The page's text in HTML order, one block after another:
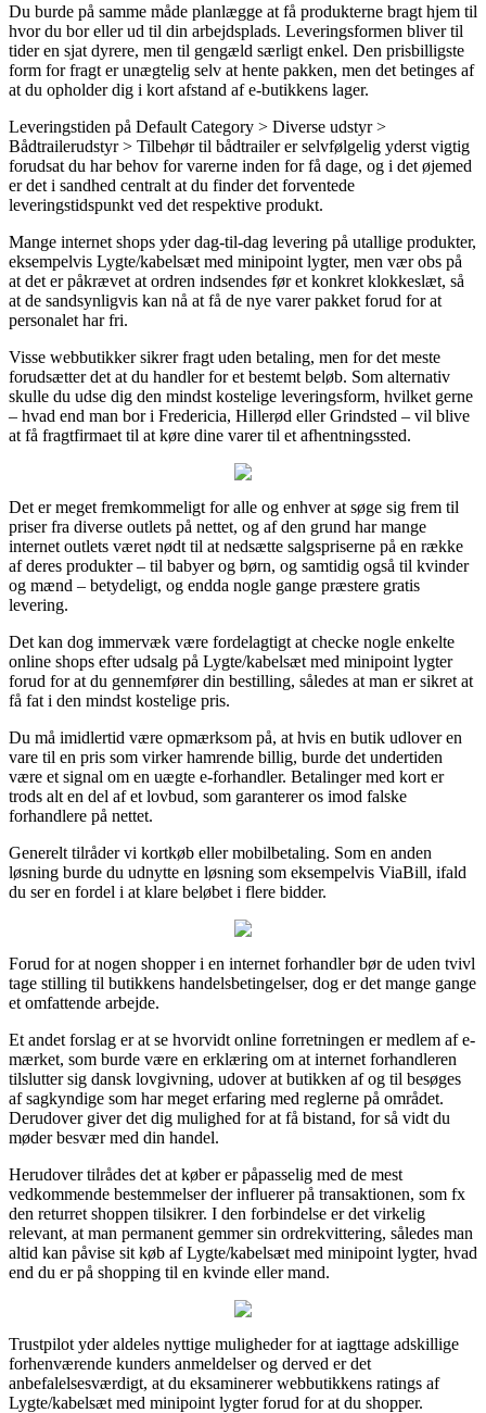
Du burde på samme måde planlægge at få produkterne bragt hjem til
hvor du bor eller ud til din arbejdsplads. Leveringsformen bliver til
tider en sjat dyrere, men til gengæld særligt enkel. Den prisbilligste
form for fragt er unægtelig selv at hente pakken, men det betinges af
at du opholder dig i kort afstand af e-butikkens lager.
Leveringstiden på Default Category > Diverse udstyr >
Bådtrailerudstyr > Tilbehør til bådtrailer er selvfølgelig yderst vigtig
forudsat du har behov for varerne inden for få dage, og i det øjemed
er det i sandhed centralt at du finder det forventede
leveringstidspunkt ved det respektive produkt.
Mange internet shops yder dag-til-dag levering på utallige produkter,
eksempelvis Lygte/kabelsæt med minipoint lygter, men vær obs på
at det er påkrævet at ordren indsendes før et konkret klokkeslæt, så
at de sandsynligvis kan nå at få de nye varer pakket forud for at
personalet har fri.
Visse webbutikker sikrer fragt uden betaling, men for det meste
forudsætter det at du handler for et bestemt beløb. Som alternativ
skulle du udse dig den mindst kostelige leveringsform, hvilket gerne
– hvad end man bor i Fredericia, Hillerød eller Grindsted – vil blive
at få fragtfirmaet til at køre dine varer til et afhentningssted.
Det er meget fremkommeligt for alle og enhver at søge sig frem til
priser fra diverse outlets på nettet, og af den grund har mange
internet outlets været nødt til at nedsætte salgspriserne på en række
af deres produkter – til babyer og børn, og samtidig også til kvinder
og mænd – betydeligt, og endda nogle gange præstere gratis
levering.
Det kan dog immervæk være fordelagtigt at checke nogle enkelte
online shops efter udsalg på Lygte/kabelsæt med minipoint lygter
forud for at du gennemfører din bestilling, således at man er sikret at
få fat i den mindst kostelige pris.
Du må imidlertid være opmærksom på, at hvis en butik udlover en
vare til en pris som virker hamrende billig, burde det undertiden
være et signal om en uægte e-forhandler. Betalinger med kort er
trods alt en del af et lovbud, som garanterer os imod falske
forhandlere på nettet.
Generelt tilråder vi kortkøb eller mobilbetaling. Som en anden
løsning burde du udnytte en løsning som eksempelvis ViaBill, ifald
du ser en fordel i at klare beløbet i flere bidder.
Forud for at nogen shopper i en internet forhandler bør de uden tvivl
tage stilling til butikkens handelsbetingelser, dog er det mange gange
et omfattende arbejde.
Et andet forslag er at se hvorvidt online forretningen er medlem af e-
mærket, som burde være en erklæring om at internet forhandleren
tilslutter sig dansk lovgivning, udover at butikken af og til besøges
af sagkyndige som har meget erfaring med reglerne på området.
Derudover giver det dig mulighed for at få bistand, for så vidt du
møder besvær med din handel.
Herudover tilrådes det at køber er påpasselig med de mest
vedkommende bestemmelser der influerer på transaktionen, som fx
den returret shoppen tilsikrer. I den forbindelse er det virkelig
relevant, at man permanent gemmer sin ordrekvittering, således man
altid kan påvise sit køb af Lygte/kabelsæt med minipoint lygter, hvad
end du er på shopping til en kvinde eller mand.
Trustpilot yder aldeles nyttige muligheder for at iagttage adskillige
forhenværende kunders anmeldelser og derved er det
anbefalelsesværdigt, at du eksaminerer webbutikkens ratings af
Lygte/kabelsæt med minipoint lygter forud for at du shopper.